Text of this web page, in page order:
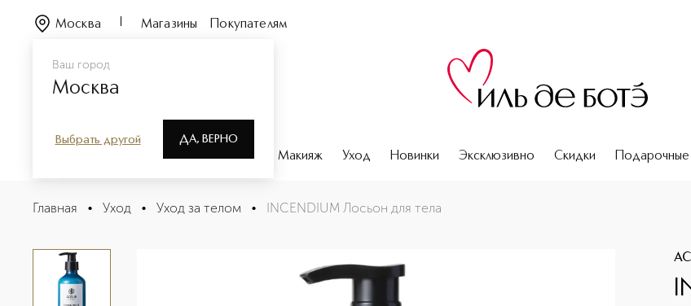
Ваш город
Москва
Выбрать другой ДА, ВЕРНО
Москва Магазины Покупателям
Парфюмерия Макияж Уход Новинки Эксклюзивно Скидки Подарочные
INCENDIUM Лосьон для тела
Главная • Уход • Уход за телом • INCENDIUM Лосьон для тела